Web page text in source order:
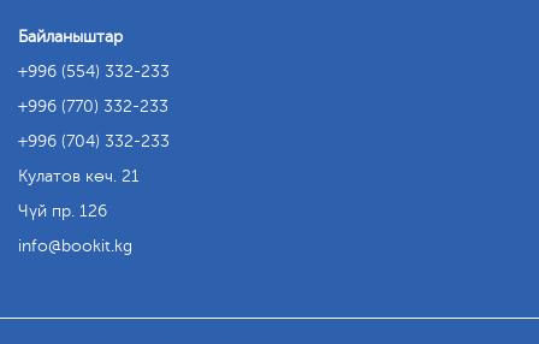
Байланыштар
+996 (554) 332-233
+996 (770) 332-233
+996 (704) 332-233
Кулатов көч. 21
Чүй пр. 126
info
bookit.kg